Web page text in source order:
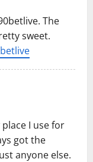
The
sweet.
I use for
got the
anyone else.